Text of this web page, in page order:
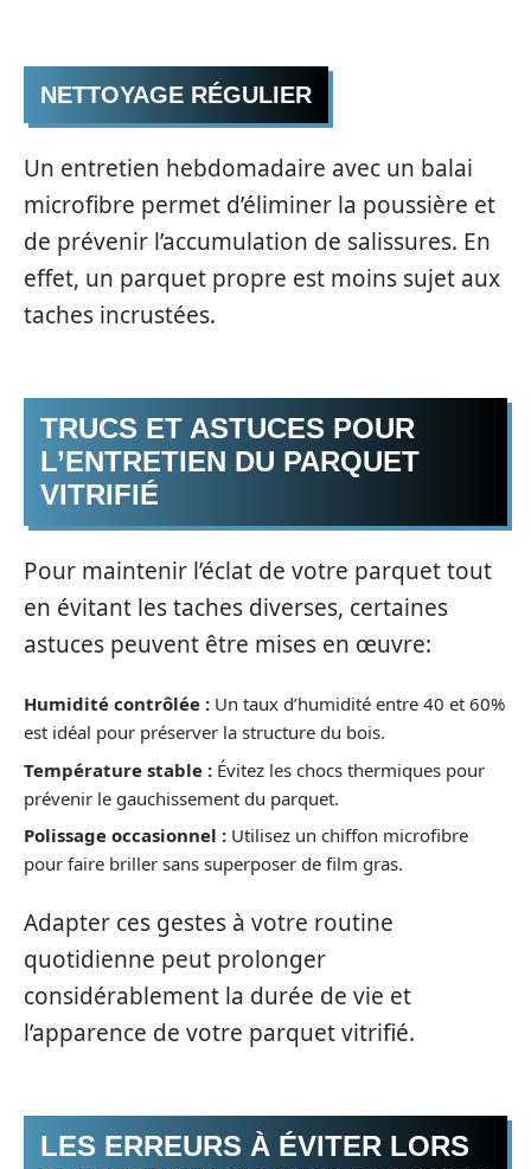
NETTOYAGE RÉGULIER
Un entretien hebdomadaire avec un balai
microfibre permet d’éliminer la poussière et
de prévenir l’accumulation de salissures. En
effet, un parquet propre est moins sujet aux
taches incrustées.
TRUCS ET ASTUCES POUR
L’ENTRETIEN DU PARQUET
VITRIFIÉ
Pour maintenir l’éclat de votre parquet tout
en évitant les taches diverses, certaines
astuces peuvent être mises en œuvre:
Humidité contrôlée : Un taux d’humidité entre 40 et 60%
est idéal pour préserver la structure du bois.
Température stable : Évitez les chocs thermiques pour
prévenir le gauchissement du parquet.
Polissage occasionnel : Utilisez un chiffon microfibre
pour faire briller sans superposer de film gras.
Adapter ces gestes à votre routine
quotidienne peut prolonger
considérablement la durée de vie et
l’apparence de votre parquet vitrifié.
LES ERREURS À ÉVITER LORS